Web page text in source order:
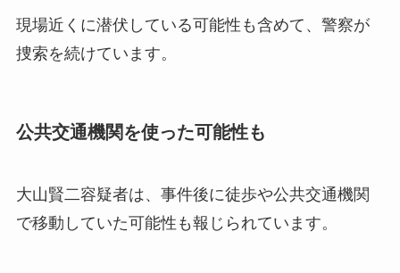
現場近くに潜伏している可能性も含めて、警察が
捜索を続けています。
公共交通機関を使った可能性も
大山賢二容疑者は、事件後に徒歩や公共交通機関
で移動していた可能性も報じられています。